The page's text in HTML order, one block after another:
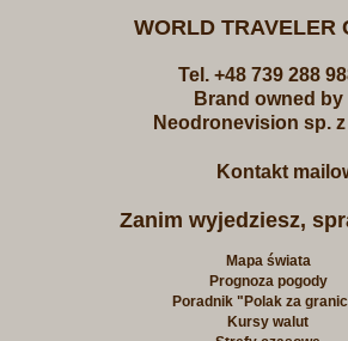
WORLD TRAVELER
Tel. +48 739 288
Brand owned by
Neodronevision sp.
Kontakt
Zanim wyjedziesz,
Mapa świata
Prognoza pogody
Poradnik "Polak za
Kursy walut